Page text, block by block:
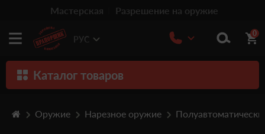
Мастерская Разрешение на оружие
РУС
0
Каталог товаров
Оружие Нарезное оружие